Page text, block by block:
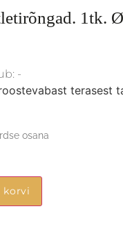
1tk.
-
terasest
osana
korvi